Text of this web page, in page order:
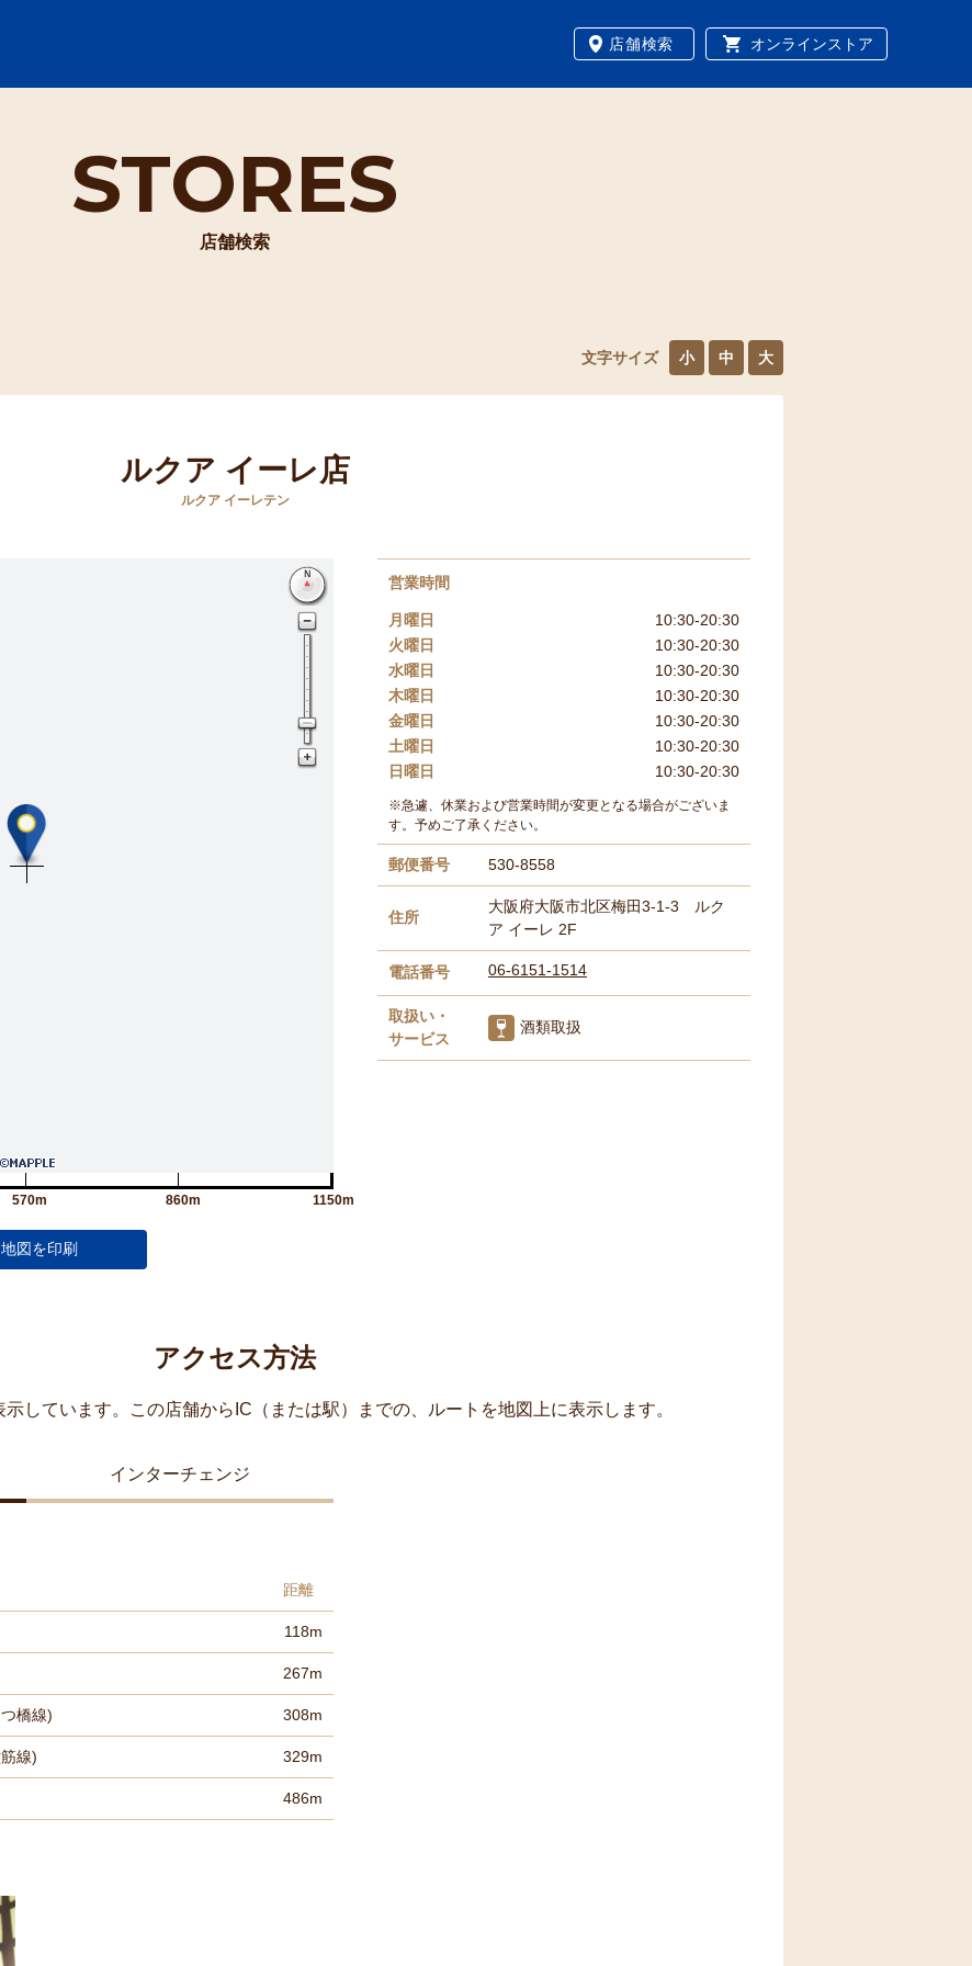
店舗検索 オンラインストア
STORES
店舗検索
文字サイズ 小 中 大
ルクア イーレ店
ルクア イーレテン
570m 860m 1150m
営業時間
月曜日
10:30-20:30
火曜日
10:30-20:30
水曜日
10:30-20:30
木曜日
10:30-20:30
金曜日
10:30-20:30
土曜日
10:30-20:30
日曜日
10:30-20:30
※急遽、休業および営業時間が変更となる場合がございま
す。予めご了承ください。
郵便番号 530-8558
住所
大阪府大阪市北区梅田3-1-3 ルク
ア イーレ 2F
電話番号 06-6151-1514
取扱い・
サービス
酒類取扱
アクセス方法
しています。この店舗からIC（または駅）までの、ルートを地図上に表示します。
インターチェンジ
距離
118m
267m
橋線) 308m
線) 329m
486m